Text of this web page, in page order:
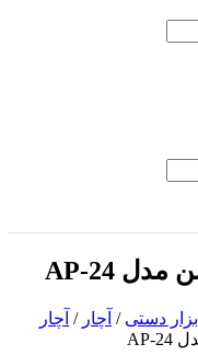
ابزار دستی / آچار / آچار